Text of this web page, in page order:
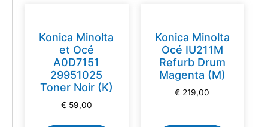
Konica Minolta
et Océ
A0D7151
29951025
Toner Noir (K)
€ 59,00
Konica Minolta
Océ IU211M
Refurb Drum
Magenta (M)
€ 219,00